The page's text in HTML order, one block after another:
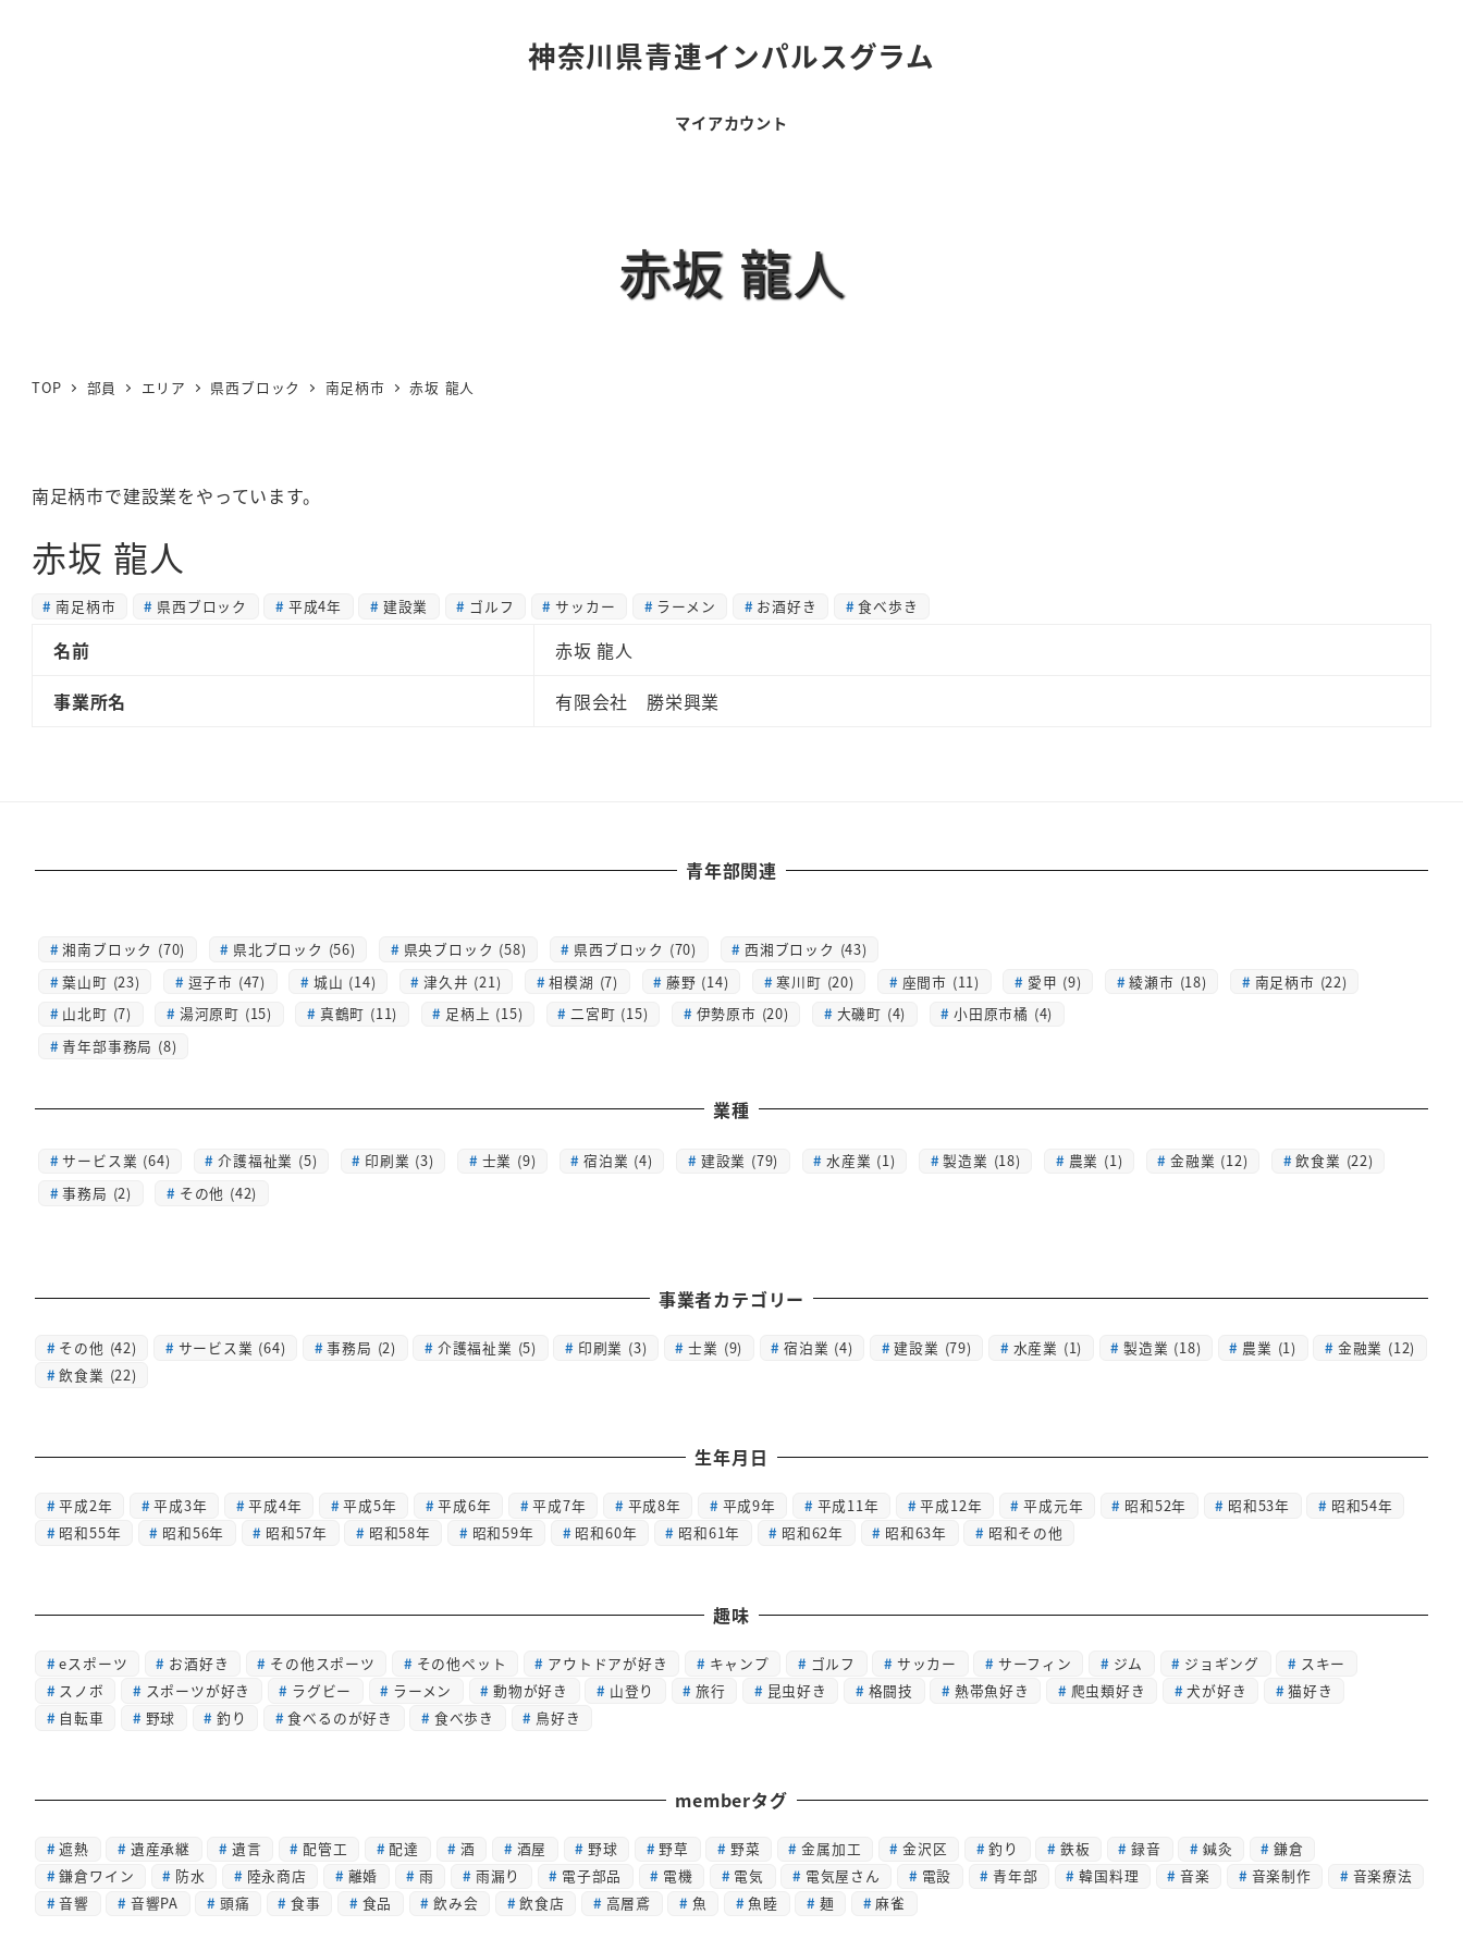
神奈川県青連インパルスグラム
マイアカウント
赤坂 龍人
TOP 部員 エリア 県西ブロック 南足柄市 赤坂 龍人
南足柄市で建設業をやっています。
赤坂 龍人
南足柄市 県西ブロック 平成4年 建設業 ゴルフ サッカー ラーメン お酒好き 食べ歩き
名前
赤坂 龍人
事業所名
有限会社 勝栄興業
青年部関連
湘南ブロック (70) 県北ブロック (56) 県央ブロック (58) 県西ブロック (70)
西湘ブロック (43)
葉山町 (23)
逗子市 (47) 城山 (14) 津久井 (21) 相模湖 (7) 藤野 (14) 寒川町 (20) 座間市 (11) 愛甲 (9) 綾瀬市 (18)
南足柄市 (22)
山北町 (7)
湯河原町 (15) 真鶴町 (11) 足柄上 (15) 二宮町 (15) 伊勢原市 (20) 大磯町 (4)
小田原市橘 (4)
青年部事務局 (8)
業種
サービス業 (64) 介護福祉業 (5) 印刷業 (3) 士業 (9) 宿泊業 (4) 建設業 (79) 水産業 (1) 製造業 (18) 農業 (1) 金融業 (12)
飲食業 (22)
事務局 (2)
その他 (42)
事業者カテゴリー
その他 (42) サービス業 (64) 事務局 (2) 介護福祉業 (5) 印刷業 (3) 士業 (9) 宿泊業 (4) 建設業 (79) 水産業 (1) 製造業 (18) 農業 (1) 金融業 (12)
飲食業 (22)
生年月日
平成2年 平成3年 平成4年 平成5年 平成6年 平成7年 平成8年 平成9年 平成11年 平成12年 平成元年 昭和52年 昭和53年
昭和54年
昭和55年
昭和56年 昭和57年 昭和58年 昭和59年 昭和60年 昭和61年 昭和62年 昭和63年 昭和その他
趣味
eスポーツ お酒好き その他スポーツ その他ペット アウトドアが好き キャンプ ゴルフ サッカー サーフィン ジム ジョギング
スキー
スノボ
スポーツが好き ラグビー ラーメン 動物が好き 山登り 旅行 昆虫好き 格闘技 熱帯魚好き 爬虫類好き 犬が好き
猫好き
自転車
野球 釣り 食べるのが好き 食べ歩き 鳥好き
memberタグ
遮熱 遺産承継 遺言 配管工 配達 酒 酒屋 野球 野草 野菜 金属加工 金沢区 釣り 鉄板 録音 鍼灸
鎌倉
鎌倉ワイン
防水 陸永商店 離婚 雨 雨漏り 電子部品 電機 電気 電気屋さん 電設 青年部 韓国料理 音楽 音楽制作
音楽療法
音響
音響PA 頭痛 食事 食品 飲み会 飲食店 高層鳶 魚 魚睦 麺 麻雀